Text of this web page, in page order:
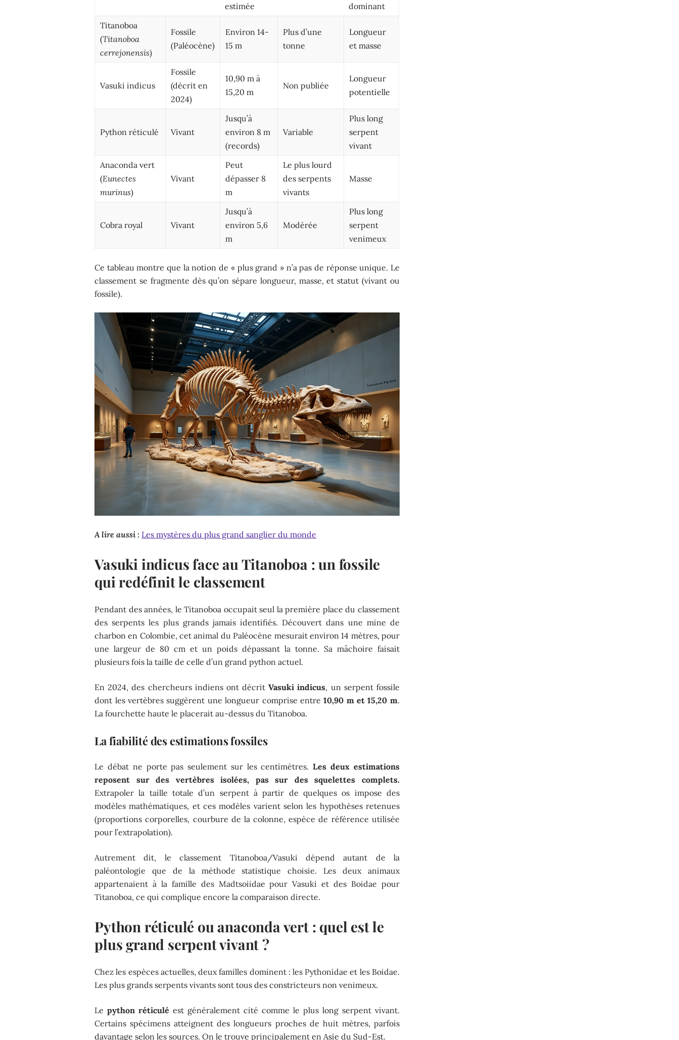
estimée
dominant
Titanoboa
(Titanoboa
cerrejonensis)
Fossile
(Paléocène)
Environ 14-
15 m
Plus d’une
tonne
Longueur
et masse
Vasuki indicus
Fossile
(décrit en
2024)
10,90 m à
15,20 m
Non publiée
Longueur
potentielle
Python réticulé Vivant
Jusqu’à
environ 8 m
(records)
Variable
Plus long
serpent
vivant
Anaconda vert
(Eunectes
murinus)
Vivant
Peut
dépasser 8
m
Le plus lourd
des serpents
vivants
Masse
Cobra royal Vivant
Jusqu’à
environ 5,6
m
Modérée
Plus long
serpent
venimeux
Ce tableau montre que la notion de « plus grand » n’a pas de réponse unique. Le
classement se fragmente dès qu’on sépare longueur, masse, et statut (vivant ou
fossile).
A lire aussi : Les mystères du plus grand sanglier du monde
Vasuki indicus face au Titanoboa : un fossile
qui redéfinit le classement
Pendant des années, le Titanoboa occupait seul la première place du classement
des serpents les plus grands jamais identifiés. Découvert dans une mine de
charbon en Colombie, cet animal du Paléocène mesurait environ 14 mètres, pour
une largeur de 80 cm et un poids dépassant la tonne. Sa mâchoire faisait
plusieurs fois la taille de celle d’un grand python actuel.
En 2024, des chercheurs indiens ont décritVasuki indicus, un serpent fossile
dont les vertèbres suggèrent une longueur comprise entre10,90 m et 15,20 m.
La fourchette haute le placerait au-dessus du Titanoboa.
La fiabilité des estimations fossiles
Le débat ne porte pas seulement sur les centimètres.Les deux estimations
reposent sur des vertèbres isolées, pas sur des squelettes complets.
Extrapoler la taille totale d’un serpent à partir de quelques os impose des
modèles mathématiques, et ces modèles varient selon les hypothèses retenues
(proportions corporelles, courbure de la colonne, espèce de référence utilisée
pour l’extrapolation).
Autrement dit, le classement Titanoboa/Vasuki dépend autant de la
paléontologie que de la méthode statistique choisie. Les deux animaux
appartenaient à la famille des Madtsoiidae pour Vasuki et des Boidae pour
Titanoboa, ce qui complique encore la comparaison directe.
Python réticulé ou anaconda vert : quel est le
plus grand serpent vivant ?
Chez les espèces actuelles, deux familles dominent : les Pythonidae et les Boidae.
Les plus grands serpents vivants sont tous des constricteurs non venimeux.
Lepython réticulé est généralement cité comme le plus long serpent vivant.
Certains spécimens atteignent des longueurs proches de huit mètres, parfois
davantage selon les sources. On le trouve principalement en Asie du Sud-Est.